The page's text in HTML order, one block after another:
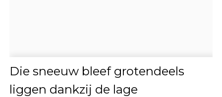
Die sneeuw bleef grotendeels
liggen dankzij de lage